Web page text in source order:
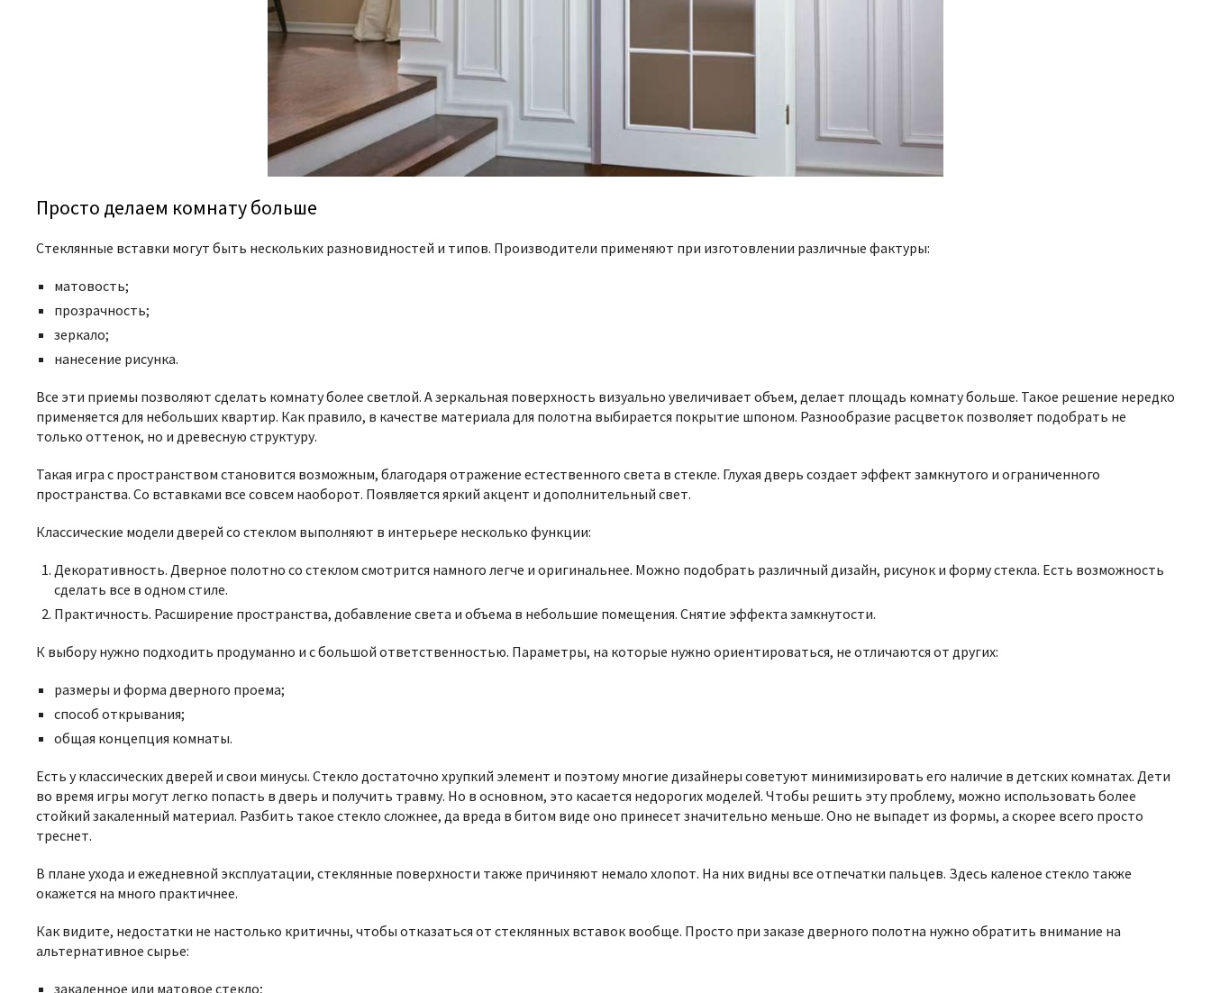
Просто делаем комнату больше
Стеклянные вставки могут быть нескольких разновидностей и типов. Производители применяют при изготовлении различные фактуры:
матовость;
прозрачность;
зеркало;
нанесение рисунка.
Все эти приемы позволяют сделать комнату более светлой. А зеркальная поверхность визуально увеличивает объем, делает площадь комнату больше. Такое решение нередко
применяется для небольших квартир. Как правило, в качестве материала для полотна выбирается покрытие шпоном. Разнообразие расцветок позволяет подобрать не
только оттенок, но и древесную структуру.
Такая игра с пространством становится возможным, благодаря отражение естественного света в стекле. Глухая дверь создает эффект замкнутого и ограниченного
пространства. Со вставками все совсем наоборот. Появляется яркий акцент и дополнительный свет.
Классические модели дверей со стеклом выполняют в интерьере несколько функции:
Декоративность. Дверное полотно со стеклом смотрится намного легче и оригинальнее. Можно подобрать различный дизайн, рисунок и форму стекла. Есть возможность
сделать все в одном стиле.
Практичность. Расширение пространства, добавление света и объема в небольшие помещения. Снятие эффекта замкнутости.
К выбору нужно подходить продуманно и с большой ответственностью. Параметры, на которые нужно ориентироваться, не отличаются от других:
размеры и форма дверного проема;
способ открывания;
общая концепция комнаты.
Есть у классических дверей и свои минусы. Стекло достаточно хрупкий элемент и поэтому многие дизайнеры советуют минимизировать его наличие в детских комнатах. Дети
во время игры могут легко попасть в дверь и получить травму. Но в основном, это касается недорогих моделей. Чтобы решить эту проблему, можно использовать более
стойкий закаленный материал. Разбить такое стекло сложнее, да вреда в битом виде оно принесет значительно меньше. Оно не выпадет из формы, а скорее всего просто
треснет.
В плане ухода и ежедневной эксплуатации, стеклянные поверхности также причиняют немало хлопот. На них видны все отпечатки пальцев. Здесь каленое стекло также
окажется на много практичнее.
Как видите, недостатки не настолько критичны, чтобы отказаться от стеклянных вставок вообще. Просто при заказе дверного полотна нужно обратить внимание на
альтернативное сырье:
закаленное или матовое стекло;